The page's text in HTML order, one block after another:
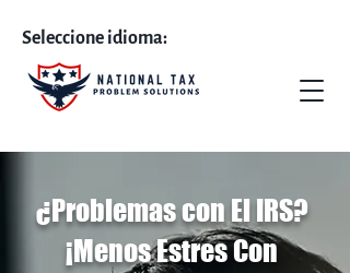
Seleccione idioma:
¿Problemas con El IRS?
¡Menos Estres Con